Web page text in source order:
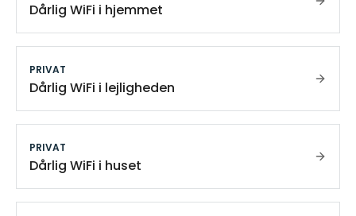
Dårlig WiFi i hjemmet
PRIVAT
Dårlig WiFi i lejligheden
PRIVAT
Dårlig WiFi i huset